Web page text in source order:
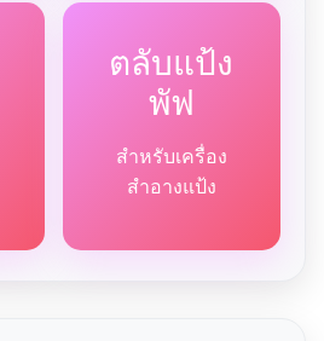
ตลับแป้ง
พัฟ
สำหรับเครื่อง
สำอางแป้ง